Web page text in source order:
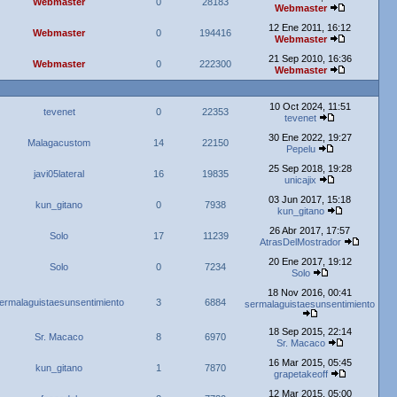
Webmaster
Webmaster 0 194416
12 Ene 2011, 16:12
Webmaster
Webmaster 0 222300
21 Sep 2010, 16:36
Webmaster
tevenet 0 22353
10 Oct 2024, 11:51
tevenet
Malagacustom 14 22150
30 Ene 2022, 19:27
Pepelu
javi05lateral 16 19835
25 Sep 2018, 19:28
unicajix
kun_gitano 0 7938
03 Jun 2017, 15:18
kun_gitano
Solo 17 11239
26 Abr 2017, 17:57
AtrasDelMostrador
Solo 0 7234
20 Ene 2017, 19:12
Solo
3 6884
18 Nov 2016, 00:41
sermalaguistaesunsentimiento
Sr. Macaco 8 6970
18 Sep 2015, 22:14
Sr. Macaco
kun_gitano 1 7870
16 Mar 2015, 05:45
grapetakeoff
12 Mar 2015, 05:00